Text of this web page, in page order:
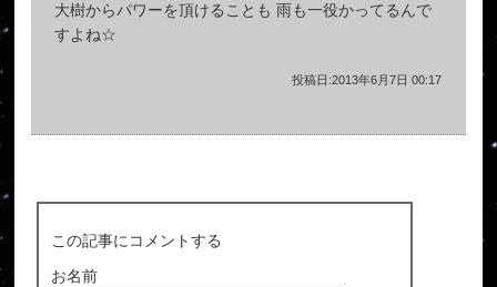
大樹からパワーを頂けることも 雨も一役かってるんで
すよね☆
投稿日:2013年6月7日 00:17
この記事にコメントする
お名前